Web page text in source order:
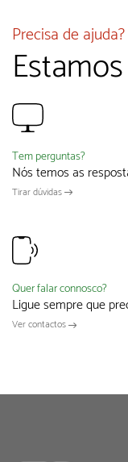
Precisa de ajuda?
Tem perguntas?
Nós temos as
Tirar dúvidas
Quer falar connosco?
Ligue sempre que
Ver contactos